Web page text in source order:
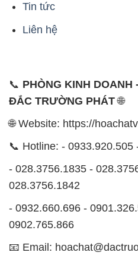
Tin tức
Liên hệ
📞 PHÒNG KINH DOANH
ĐẮC TRƯỜNG PHÁT🌐
🌐 Website: https://
📞 Hotline: - 0933.920.505
- 028.3756.1835 -
028.3756.1842
- 0932.660.696 -
0902.765.866
📧 Email: